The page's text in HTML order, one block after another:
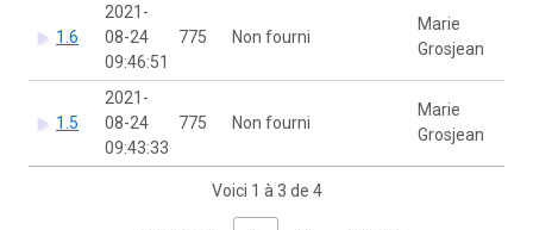
1.6
2021-
08-24
09:46:51
775 Non fourni
Marie
Grosjean
1.5
2021-
08-24
09:43:33
775 Non fourni
Marie
Grosjean
Voici 1 à 3 de 4